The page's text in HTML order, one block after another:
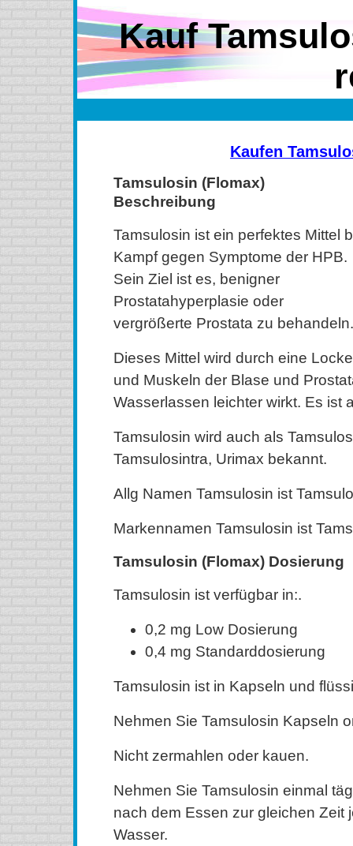
Kauf
Kaufen
Tamsulosin (Flomax)
Beschreibung
Tamsulosin ist ein perfektes Mittel
Kampf gegen Symptome der HPB.
Sein Ziel ist es, benigner
Prostatahyperplasie oder
vergrößerte Prostata zu behandeln.
Dieses Mittel wird durch eine
und Muskeln der Blase und
Wasserlassen leichter wirkt. Es ist
Tamsulosin wird auch als
Tamsulosintra, Urimax bekannt.
Allg Namen Tamsulosin ist
Markennamen Tamsulosin ist
Tamsulosin (Flomax) Dosierung
Tamsulosin ist verfügbar in:.
0,2 mg Low Dosierung
0,4 ​​mg Standarddosierung
Tamsulosin ist in Kapseln und
Nehmen Sie Tamsulosin Kapseln
Nicht zermahlen oder kauen.
Nehmen Sie Tamsulosin einmal
nach dem Essen zur gleichen Zeit
Wasser.